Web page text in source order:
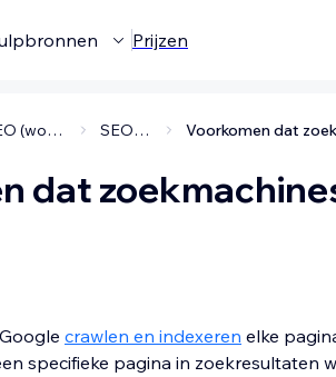
Prijzen
SEO (word gevonden op Google) SEO-paginainstellingen
dat
crawlen en indexeren elke
specifieke pagina in zoekresultaten